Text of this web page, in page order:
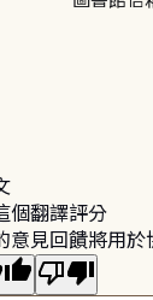
個翻譯評分
意見回饋將用